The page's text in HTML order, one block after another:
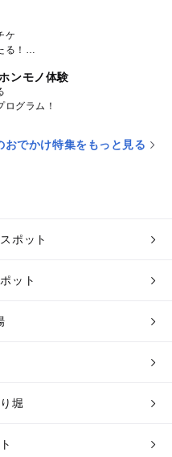
ケ
！
ンモノ体験
ログラム！
おでかけ特集をもっと見る
ポット
ット
堀